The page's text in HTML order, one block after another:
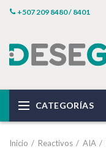
+507 209 8480 / 8401
CATEGORÍAS
Inicio Reactivos AIA